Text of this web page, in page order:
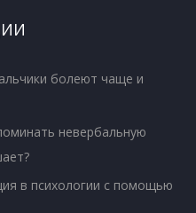
болеют чаще и
невербальную
в психологии с помощью